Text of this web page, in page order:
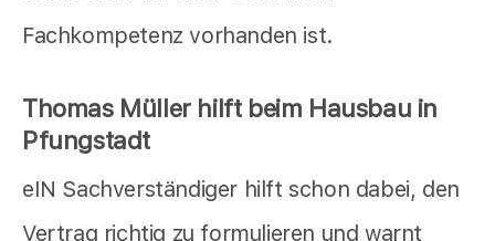
Fachkompetenz vorhanden ist.
Thomas Müller hilft beim Hausbau in
Pfungstadt
eIN Sachverständiger hilft schon dabei, den
Vertrag richtig zu formulieren und warnt